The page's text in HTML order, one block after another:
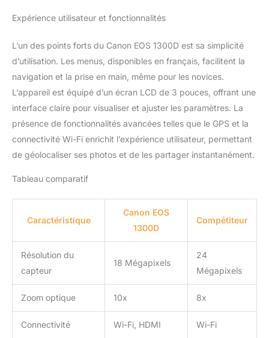
Expérience utilisateur et fonctionnalités
L’un des points forts du Canon EOS 1300D est sa simplicité
d’utilisation. Les menus, disponibles en français, facilitent la
navigation et la prise en main, même pour les novices.
L’appareil est équipé d’un écran LCD de 3 pouces, offrant une
interface claire pour visualiser et ajuster les paramètres. La
présence de fonctionnalités avancées telles que le GPS et la
connectivité Wi-Fi enrichit l’expérience utilisateur, permettant
de géolocaliser ses photos et de les partager instantanément.
Tableau comparatif
Caractéristique
Canon EOS
1300D
Compétiteur
Résolution du
capteur
18 Mégapixels
24
Mégapixels
Zoom optique 10x 8x
Connectivité Wi-Fi, HDMI Wi-Fi